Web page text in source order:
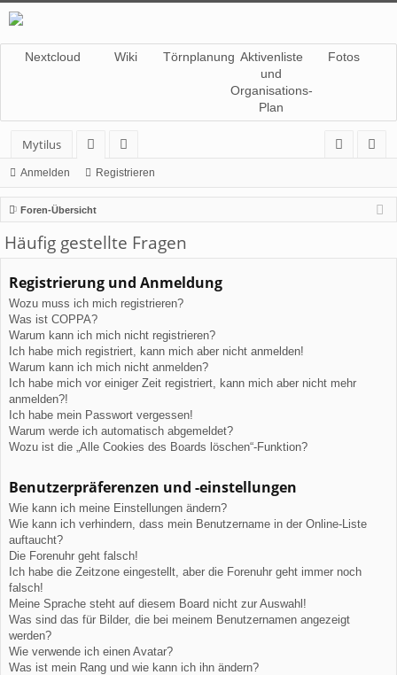
Nextcloud Wiki Törnplanung Aktivenliste
und
Organisations-
Plan
Fotos
Mytilus
or
en
itg
lie
de
r
m
el
de
ist
rie
re
Anmelden Registrieren
Foren-Übersicht
Häufig gestellte Fragen
Registrierung und Anmeldung
Wozu muss ich mich registrieren?
Was ist COPPA?
Warum kann ich mich nicht registrieren?
Ich habe mich registriert, kann mich aber nicht anmelden!
Warum kann ich mich nicht anmelden?
Ich habe mich vor einiger Zeit registriert, kann mich aber nicht mehr
anmelden?!
Ich habe mein Passwort vergessen!
Warum werde ich automatisch abgemeldet?
Wozu ist die „Alle Cookies des Boards löschen“-Funktion?
Benutzerpräferenzen und -einstellungen
Wie kann ich meine Einstellungen ändern?
Wie kann ich verhindern, dass mein Benutzername in der Online-Liste
auftaucht?
Die Forenuhr geht falsch!
Ich habe die Zeitzone eingestellt, aber die Forenuhr geht immer noch
falsch!
Meine Sprache steht auf diesem Board nicht zur Auswahl!
Was sind das für Bilder, die bei meinem Benutzernamen angezeigt
werden?
Wie verwende ich einen Avatar?
Was ist mein Rang und wie kann ich ihn ändern?